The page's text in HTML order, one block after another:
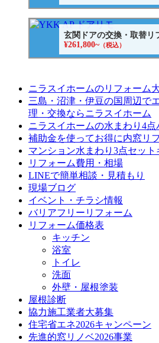
玄関ドアの交換・取替リ
¥261,800~（税込）
ニラスイホームのリフォーム
三島・沼津・伊豆の国周辺で
理・交換ならニラスイホーム
ニラスイホームの水まわり4
補助金を使ってお得に内窓リ
マンション水まわり3点セット
リフォーム費用・相場
LINEで簡単相談・見積もり
現場ブログ
イベント・チラシ情報
バリアフリーリフォーム
リフォーム価格表
キッチン
浴室
トイレ
洗面
外壁・屋根塗装
屋根診断
協力施工業者大募集
住宅省エネ2026キャンペーン
先進的窓リノベ2026事業